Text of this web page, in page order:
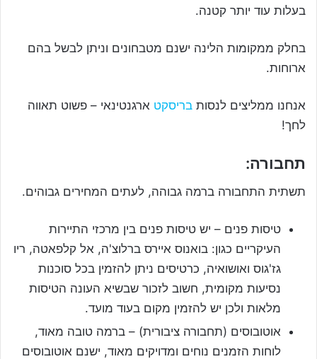
בעלות עוד יותר קטנה.
בחלק ממקומות הלינה ישנם מטבחונים וניתן לבשל בהם
ארוחות.
אנחנו ממליצים לנסות בריסקט ארגנטינאי – פשוט תאווה
לחך!
תחבורה:
תשתית התחבורה ברמה גבוהה, לעתים המחירים גבוהים.
טיסות פנים – יש טיסות פנים בין מרכזי התיירות
העיקריים כגון: בואנוס איירס ברלוצ'ה, אל קלפאטה, ריו
גז'גוס ואושואיה, כרטיסים ניתן להזמין בכל סוכנות
נסיעות מקומית, חשוב לזכור שבשיא העונה הטיסות
מלאות ולכן יש להזמין מקום בעוד מועד.
אוטובוסים (תחבורה ציבורית) – ברמה טובה מאוד,
לוחות הזמנים נוחים ומדויקים מאוד, ישנם אוטובוסים